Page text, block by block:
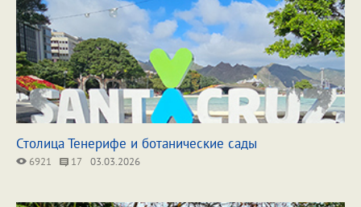
Столица Тенерифе и ботанические сады
6921 17 03.03.2026